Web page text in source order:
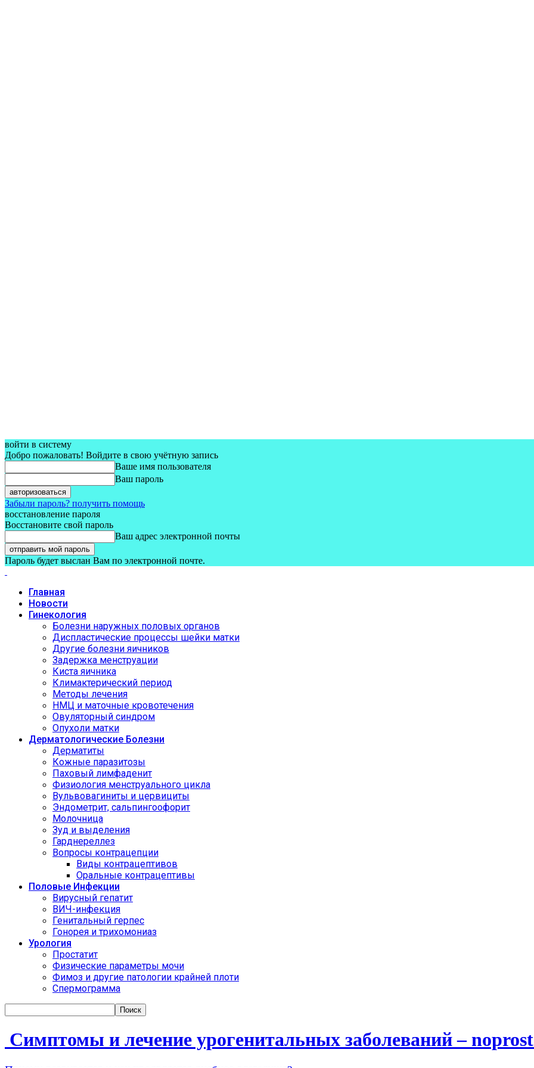
войти в систему
Добро пожаловать! Войдите в свою учётную запись
Ваше имя пользователя
Ваш пароль
Забыли пароль? получить помощь
восстановление пароля
Восстановите свой пароль
Ваш адрес электронной почты
Пароль будет выслан Вам по электронной почте.
Главная
Новости
Гинекология
Болезни наружных половых органов
Диспластические процессы шейки матки
Другие болезни яичников
Задержка менструации
Киста яичника
Климактерический период
Методы лечения
НМЦ и маточные кровотечения
Овуляторный синдром
Опухоли матки
Дерматологические Болезни
Дерматиты
Кожные паразитозы
Паховый лимфаденит
Физиология менструального цикла
Вульвовагиниты и цервициты
Эндометрит, сальпингоофорит
Молочница
Зуд и выделения
Гарднереллез
Вопросы контрацепции
Виды контрацептивов
Оральные контрацептивы
Половые Инфекции
Вирусный гепатит
ВИЧ-инфекция
Генитальный герпес
Гонорея и трихомониаз
Урология
Простатит
Физические параметры мочи
Фимоз и другие патологии крайней плоти
Спермограмма
Симптомы и лечение урогенитальных заболеваний –